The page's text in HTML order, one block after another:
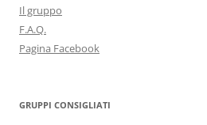
Il gruppo
F.A.Q.
Pagina Facebook
GRUPPI CONSIGLIATI